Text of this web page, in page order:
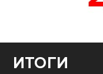
ИТОГИ